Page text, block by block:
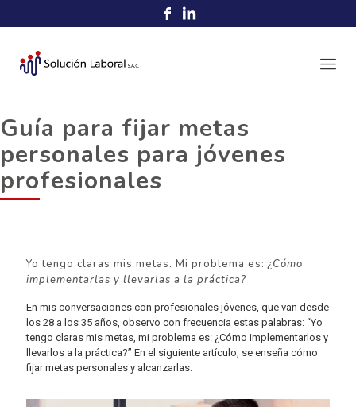
Guía para fijar metas
personales para jóvenes
profesionales
Yo tengo claras mis metas. Mi problema es:¿Cómo
implementarlas y llevarlas a la práctica?
En mis conversaciones con profesionales jóvenes, que van desde
los 28 a los 35 años, observo con frecuencia estas palabras: “Yo
tengo claras mis metas, mi problema es: ¿Cómo implementarlos y
llevarlos a la práctica?” En el siguiente artículo, se enseña cómo
fijar metas personales y alcanzarlas.